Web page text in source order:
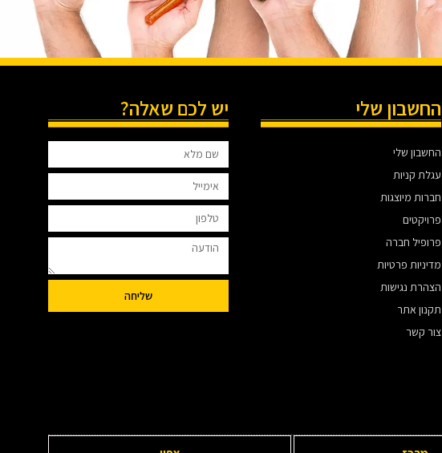
החשבון שלי
החשבון שלי
עגלת קניות
חברות מיוצגות
פרויקטים
פרופיל חברה
מדיניות פרטיות
הצהרת נגישות
תקנון אתר
צור קשר
יש לכם שאלה?
שליחה